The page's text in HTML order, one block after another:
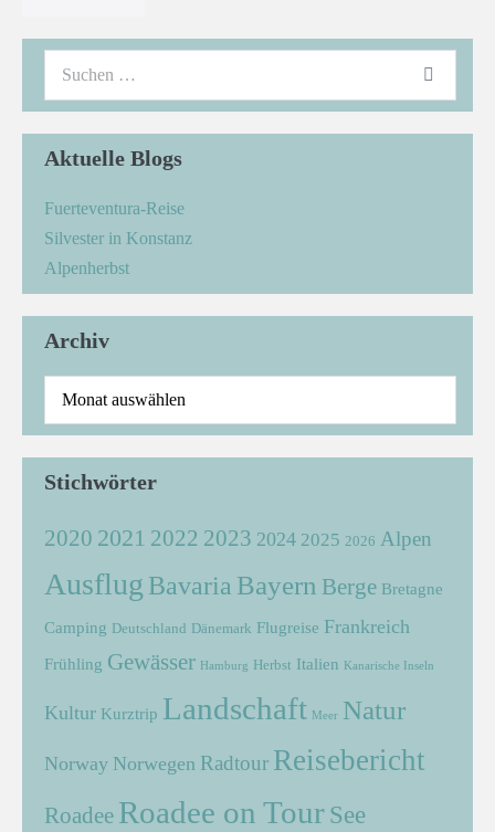
Aktuelle Blogs
Fuerteventura-Reise
Silvester in Konstanz
Alpenherbst
Archiv
Stichwörter
2020 2021 2022 2023 2024 2025 2026 Alpen
Ausflug Bavaria Bayern Berge Bretagne
Camping Deutschland Dänemark Flugreise Frankreich
Frühling Gewässer Hamburg Herbst Italien Kanarische Inseln
Kultur Kurztrip Landschaft Meer Natur
Norway Norwegen Radtour Reisebericht
Roadee Roadee on Tour See